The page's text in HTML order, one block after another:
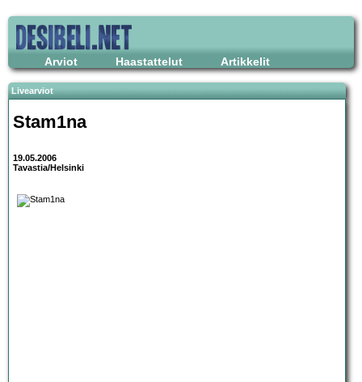
Arviot Haastattelut Artikkelit
Livearviot
Stam1na
19.05.2006
Tavastia/Helsinki